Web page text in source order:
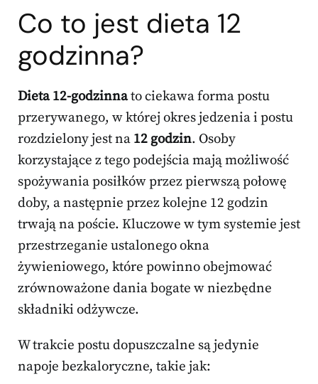
Co to jest dieta 12
godzinna?
Dieta 12-godzinnato ciekawa forma postu
przerywanego, w której okres jedzenia i postu
rozdzielony jest na 12 godzin. Osoby
korzystające z tego podejścia mają możliwość
spożywania posiłków przez pierwszą połowę
doby, a następnie przez kolejne 12 godzin
trwają na poście. Kluczowe w tym systemie jest
przestrzeganie ustalonego okna
żywieniowego, które powinno obejmować
zrównoważone dania bogate w niezbędne
składniki odżywcze.
W trakcie postu dopuszczalne są jedynie
napoje bezkaloryczne, takie jak: